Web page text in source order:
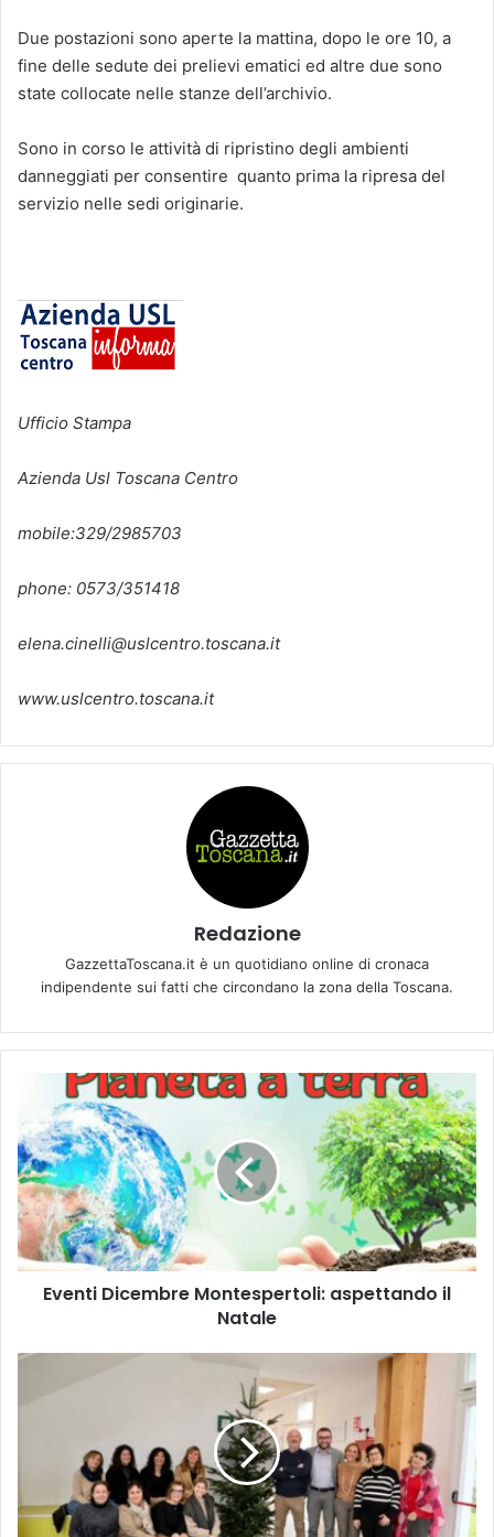
Due postazioni sono aperte la mattina, dopo le ore 10, a
fine delle sedute dei prelievi ematici ed altre due sono
state collocate nelle stanze dell’archivio.
Sono in corso le attività di ripristino degli ambienti
danneggiati per consentire quanto prima la ripresa del
servizio nelle sedi originarie.
Ufficio Stampa
Azienda Usl Toscana Centro
mobile:329/2985703
phone: 0573/351418
elena.cinelli@uslcentro.toscana.it
www.uslcentro.toscana.it
Redazione
GazzettaToscana.it è un quotidiano online di cronaca
indipendente sui fatti che circondano la zona della Toscana.
e
n
t
i
D
i
c
r
s
Eventi Dicembre Montespertoli: aspettando il
Natale
E
.
U